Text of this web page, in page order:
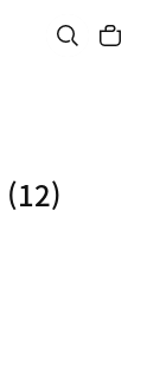
(12)